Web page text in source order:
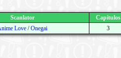
Scanlator
Capítulos
Love /Onegai 3